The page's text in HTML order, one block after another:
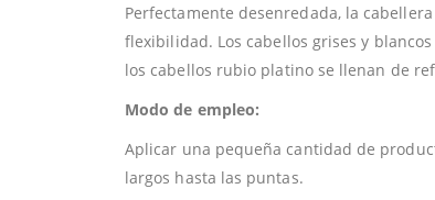
Perfectamente desenredada, la
flexibilidad. Los cabellos grises y
los cabellos rubio platino se llenan de
Modo de empleo:
Aplicar una pequeña cantidad de
largos hasta las puntas.